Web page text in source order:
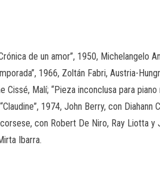
de un amor”, 1950, Michelangelo
1966, Zoltán Fabri, Austria-
Malí; “Pieza inconclusa para
1974, John Berry, con Diahann
con Robert De Niro, Ray Liotta y
Ibarra.